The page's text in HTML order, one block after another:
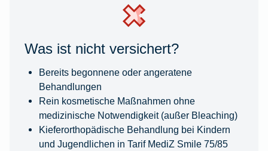
Was ist nicht versichert?
Bereits begonnene oder angeratene
Behandlungen
Rein kosmetische Maßnahmen ohne
medizinische Notwendigkeit (außer Bleaching)
Kieferorthopädische Behandlung bei Kindern
und Jugendlichen in Tarif MediZ Smile 75/85